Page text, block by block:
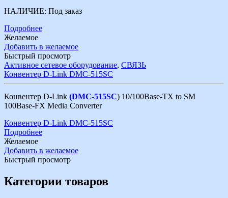
НАЛИЧИЕ: Под заказ
Подробнее
Желаемое
Добавить в желаемое
Быстрый просмотр
Активное сетевое оборудование, СВЯЗЬ
Конвентер D-Link DMC-515SC
Конвентер D-Link (DMC-515SC) 10/100Base-TX to SM
100Base-FX Media Converter
Конвентер D-Link DMC-515SC
Подробнее
Желаемое
Добавить в желаемое
Быстрый просмотр
Категории товаров